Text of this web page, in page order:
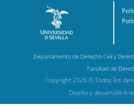
Departamento de Derecho Civil y
Facultad de
Copyright 2026 © Todos los
Diseño y desarrollo h-